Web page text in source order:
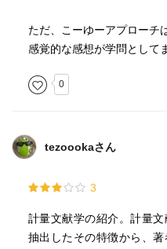
ただ、こーゆーアプローチ
感覚的な感想が学問として
0
tezoookaさん
3
計量文献学の紹介。計量文
抽出したその特徴から、